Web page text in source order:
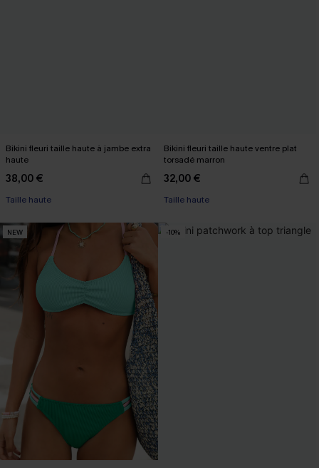
Bikini fleuri taille haute à jambe extra
haute
38,00 €
Taille haute
Bikini fleuri taille haute ventre plat
torsadé marron
32,00 €
Taille haute
NEW -10%